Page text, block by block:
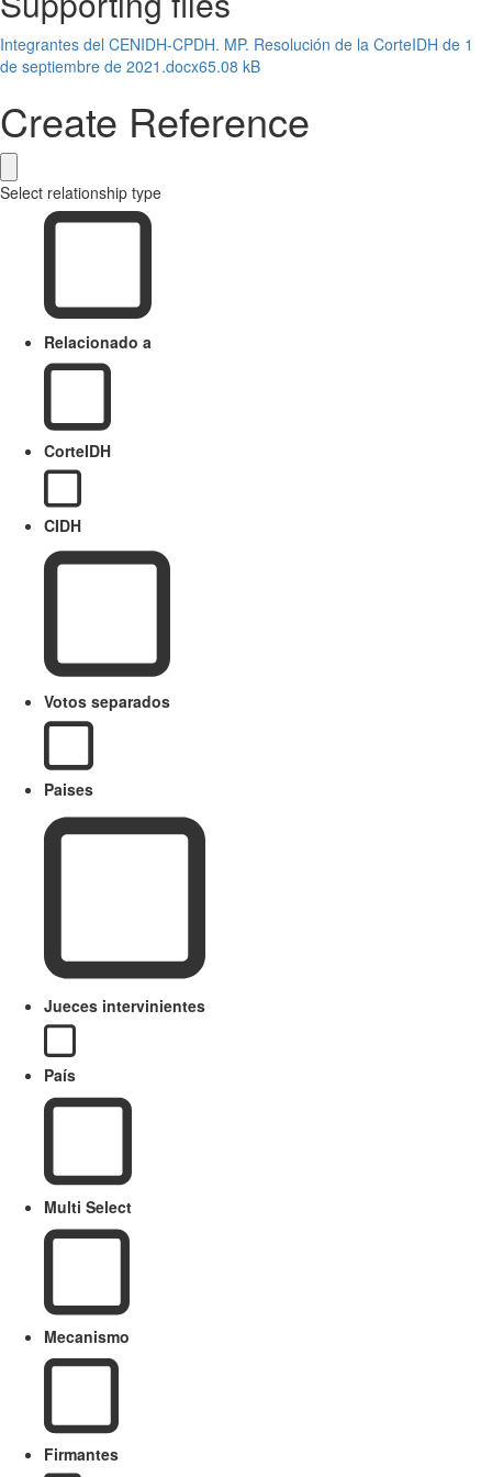
Integrantes del CENIDH-CPDH. MP. Resolución de la CorteIDH de 1
de septiembre de 2021.docx65.08 kB
Create Reference
Select relationship type
Relacionado a
CorteIDH
CIDH
Votos separados
Paises
Jueces intervinientes
País
Multi Select
Mecanismo
Firmantes